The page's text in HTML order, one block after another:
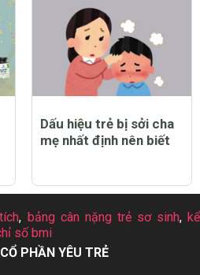
Dấu hiệu trẻ bị sởi cha
mẹ nhất định nên biết
, bảng cân nặng trẻ sơ sinh, kể
số bmi
PHẦN YÊU TRẺ